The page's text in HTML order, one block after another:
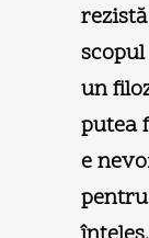
un
putea
e